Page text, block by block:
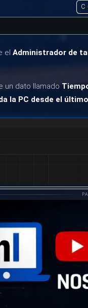
el Administrador de
un dato llamado
la PC desde el